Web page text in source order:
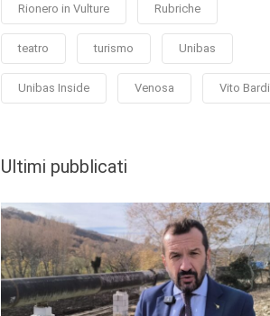
Rionero in Vulture Rubriche
teatro turismo Unibas
Unibas Inside Venosa Vito Bardi
Ultimi pubblicati